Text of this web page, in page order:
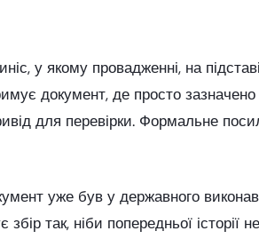
у якому провадженні, на
документ, де просто
для перевірки. Формальне
уже був у державного
так, ніби попередньої